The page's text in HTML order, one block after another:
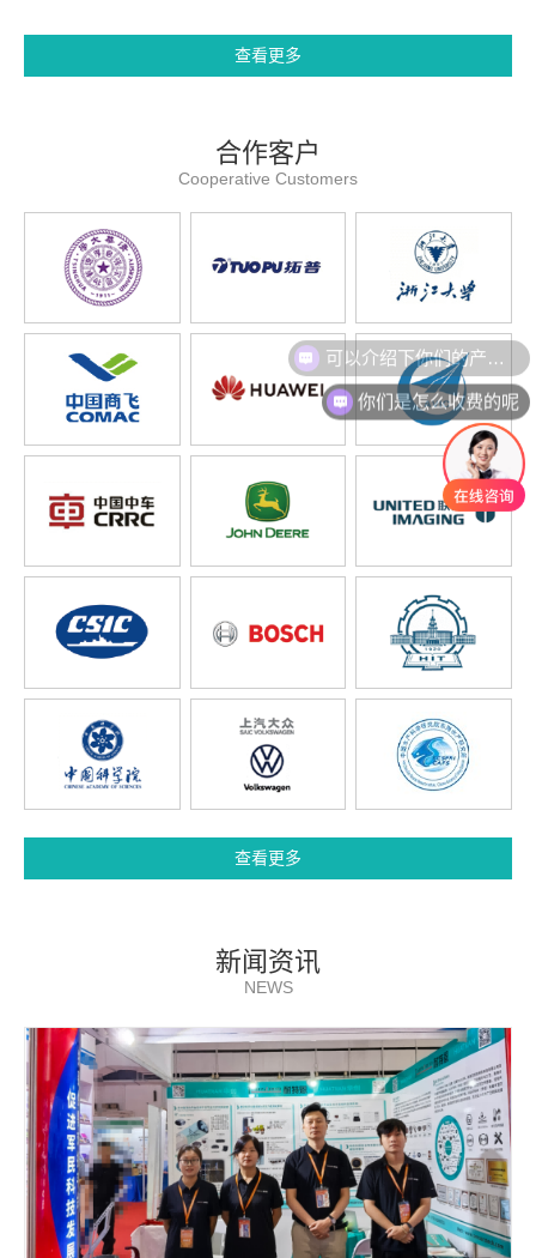
查看更多
合作客户
Cooperative Customers
查看更多
新闻资讯
NEWS
可以介绍下你们的产品么
你们是怎么收费的呢